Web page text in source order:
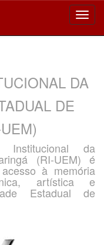
DA
DE
da
(RI-UEM) é
à memória
artística e
Estadual de